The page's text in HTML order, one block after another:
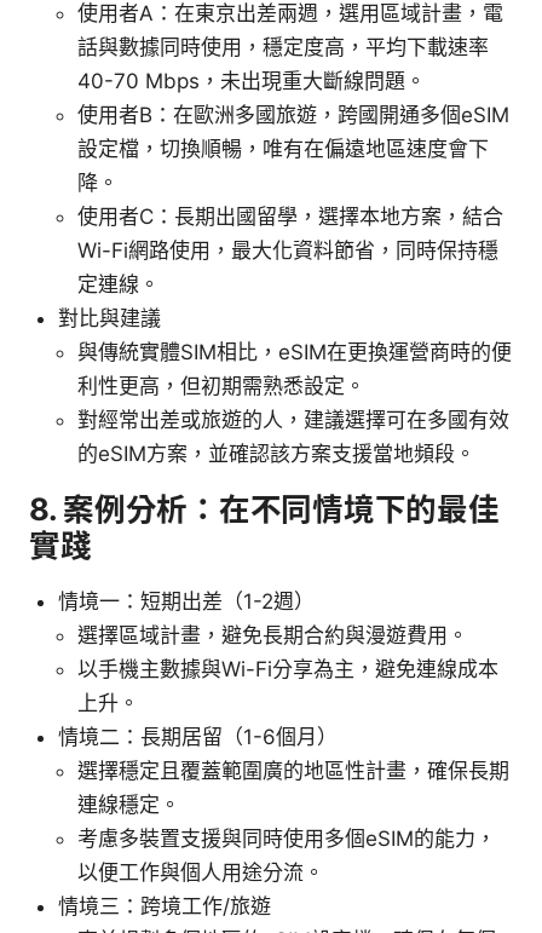
使用者A：在東京出差兩週，選用區域計畫，電
話與數據同時使用，穩定度高，平均下載速率
40-70 Mbps，未出現重大斷線問題。
使用者B：在歐洲多國旅遊，跨國開通多個eSIM
設定檔，切換順暢，唯有在偏遠地區速度會下
降。
使用者C：長期出國留學，選擇本地方案，結合
Wi-Fi網路使用，最大化資料節省，同時保持穩
定連線。
對比與建議
與傳統實體SIM相比，eSIM在更換運營商時的便
利性更高，但初期需熟悉設定。
對經常出差或旅遊的人，建議選擇可在多國有效
的eSIM方案，並確認該方案支援當地頻段。
8. 案例分析：在不同情境下的最佳
實踐
情境一：短期出差（1-2週）
選擇區域計畫，避免長期合約與漫遊費用。
以手機主數據與Wi-Fi分享為主，避免連線成本
上升。
情境二：長期居留（1-6個月）
選擇穩定且覆蓋範圍廣的地區性計畫，確保長期
連線穩定。
考慮多裝置支援與同時使用多個eSIM的能力，
以便工作與個人用途分流。
情境三：跨境工作/旅遊